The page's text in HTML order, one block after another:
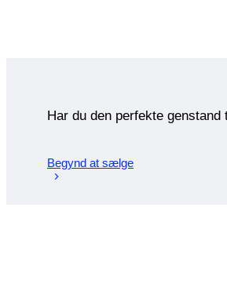
Har du den perfekte
Begynd at sælge